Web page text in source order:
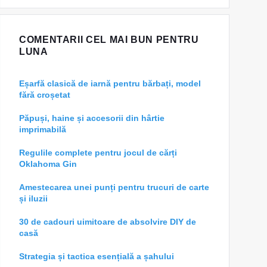
COMENTARII CEL MAI BUN PENTRU
LUNA
Eșarfă clasică de iarnă pentru bărbați, model
fără croșetat
Păpuși, haine și accesorii din hârtie
imprimabilă
Regulile complete pentru jocul de cărți
Oklahoma Gin
Amestecarea unei punți pentru trucuri de carte
și iluzii
30 de cadouri uimitoare de absolvire DIY de
casă
Strategia și tactica esențială a șahului